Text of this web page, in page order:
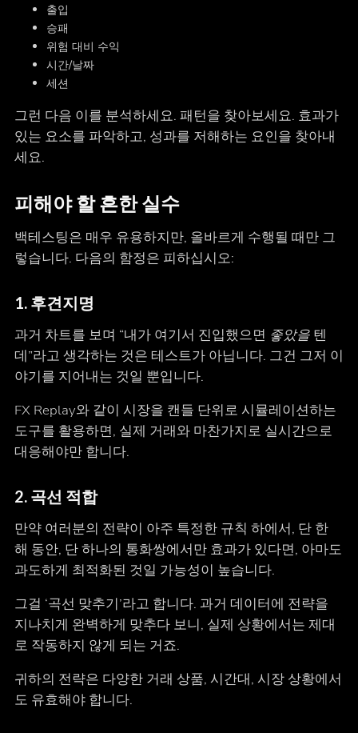
출입
승패
위험 대비 수익
시간/날짜
세션
그런 다음 이를 분석하세요. 패턴을 찾아보세요. 효과가
있는 요소를 파악하고, 성과를 저해하는 요인을 찾아내
세요.
피해야 할 흔한 실수
백테스팅은 매우 유용하지만, 올바르게 수행될 때만 그
렇습니다. 다음의 함정은 피하십시오:
1. 후견지명
과거 차트를 보며 “내가 여기서 진입했으면 좋았을텐
데”라고 생각하는 것은 테스트가 아닙니다. 그건 그저 이
야기를 지어내는 것일 뿐입니다.
FX Replay와 같이 시장을 캔들 단위로 시뮬레이션하는
도구를 활용하면, 실제 거래와 마찬가지로 실시간으로
대응해야만 합니다.
2. 곡선 적합
만약 여러분의 전략이 아주 특정한 규칙 하에서, 단 한
해 동안, 단 하나의 통화쌍에서만 효과가 있다면, 아마도
과도하게 최적화된 것일 가능성이 높습니다.
그걸 ‘곡선 맞추기’라고 합니다. 과거 데이터에 전략을
지나치게 완벽하게 맞추다 보니, 실제 상황에서는 제대
로 작동하지 않게 되는 거죠.
귀하의 전략은 다양한 거래 상품, 시간대, 시장 상황에서
도 유효해야 합니다.